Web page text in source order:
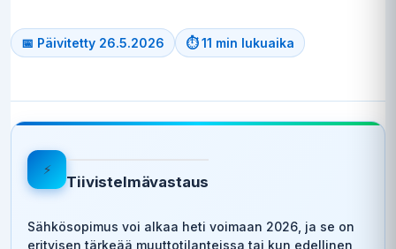
📅 Päivitetty 26.5.2026 ⏱ 11 min lukuaika
⚡
Tiivistelmävastaus
Sähkösopimus voi alkaa heti voimaan 2026, ja se on
erityisen tärkeää muuttotilanteissa tai kun edellinen